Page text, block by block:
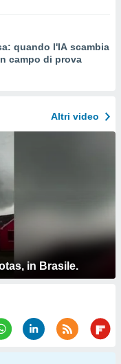
quando l'IA scambia
campo di prova
Altri video
in Brasile.